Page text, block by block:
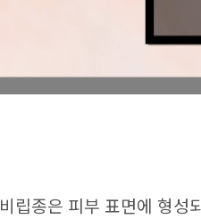
비립종은 피부 표면에 형